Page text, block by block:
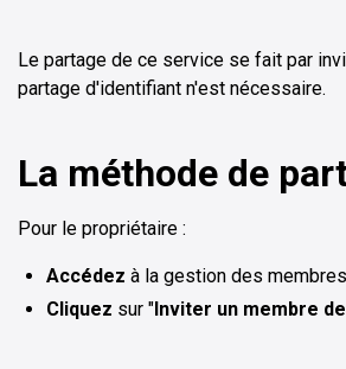
Le partage de ce service se fait par
partage d'identifiant n'est nécessaire.
La méthode de
Pour le propriétaire :
Accédez à la gestion des
Cliquez sur "Inviter un membre